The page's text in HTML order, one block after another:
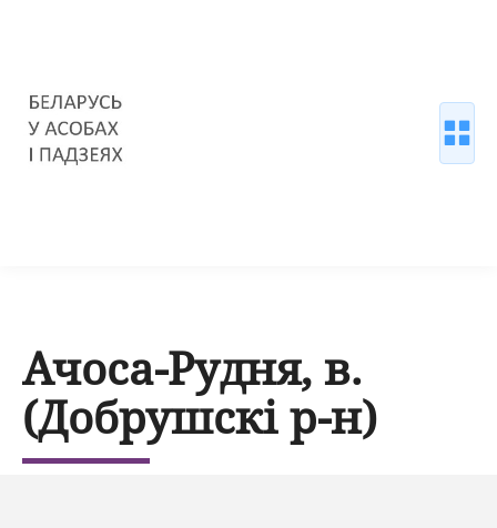
Ачоса-Рудня, в.
(Добрушскі р-н)